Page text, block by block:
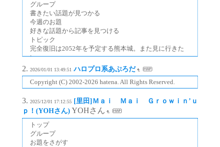
グループ
書きたい話題が見つかる
今週のお題
好きな話題から記事を見つける
トピック
完全復旧は2052年を予定する熊本城。また見に行きた
い
執念の石垣
熊本地震から10年。9年前に訪れた熊本城では、まだ崩
落した石垣や城壁が痛々しく放置されていた。その一方
2026/01/01 13:49:51 ハロプロ系あぷろだ
Copyright (C) 2002-2026 hatena. All Rights Reserved.
2025/12/01 17:12:55 [里田]Ｍａｉ Ｍａｉ Ｇｒｏｗｉｎ’ｕ
ｐ！(YOHさん) YOHさん
トップ
グループ
お題をさがす